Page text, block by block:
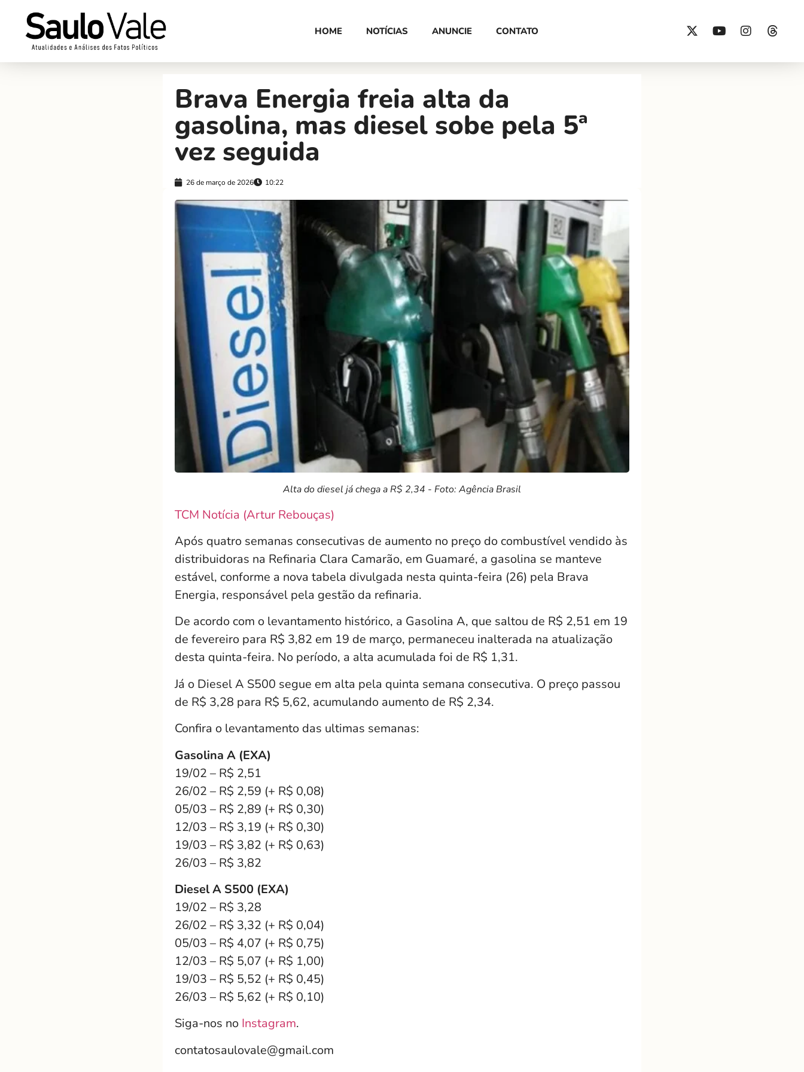
HOME NOTÍCIAS ANUNCIE CONTATO
Brava Energia freia alta da
gasolina, mas diesel sobe pela 5ª
vez seguida
26 de março de 2026 10:22
Alta do diesel já chega a R$ 2,34 - Foto: Agência Brasil
TCM Notícia (Artur Rebouças)
Após quatro semanas consecutivas de aumento no preço do combustível vendido às
distribuidoras na Refinaria Clara Camarão, em Guamaré, a gasolina se manteve
estável, conforme a nova tabela divulgada nesta quinta-feira (26) pela Brava
Energia, responsável pela gestão da refinaria.
De acordo com o levantamento histórico, a Gasolina A, que saltou de R$ 2,51 em 19
de fevereiro para R$ 3,82 em 19 de março, permaneceu inalterada na atualização
desta quinta-feira. No período, a alta acumulada foi de R$ 1,31.
Já o Diesel A S500 segue em alta pela quinta semana consecutiva. O preço passou
de R$ 3,28 para R$ 5,62, acumulando aumento de R$ 2,34.
Confira o levantamento das ultimas semanas:
Gasolina A (EXA)
19/02 – R$ 2,51
26/02 – R$ 2,59 (+ R$ 0,08)
05/03 – R$ 2,89 (+ R$ 0,30)
12/03 – R$ 3,19 (+ R$ 0,30)
19/03 – R$ 3,82 (+ R$ 0,63)
26/03 – R$ 3,82
Diesel A S500 (EXA)
19/02 – R$ 3,28
26/02 – R$ 3,32 (+ R$ 0,04)
05/03 – R$ 4,07 (+ R$ 0,75)
12/03 – R$ 5,07 (+ R$ 1,00)
19/03 – R$ 5,52 (+ R$ 0,45)
26/03 – R$ 5,62 (+ R$ 0,10)
Siga-nos no Instagram.
contatosaulovale@gmail.com